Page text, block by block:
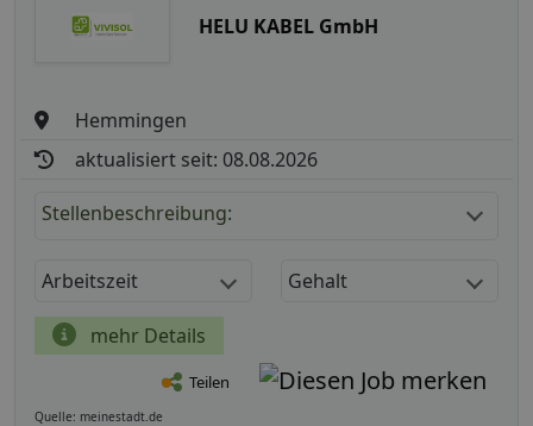
HELU KABEL GmbH
Hemmingen
aktualisiert seit: 08.08.2026
Stellenbeschreibung:
Arbeitszeit Gehalt
mehr Details
Teilen
Quelle: meinestadt.de